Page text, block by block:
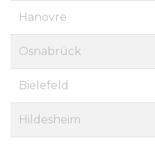
Hanovre
Osnabrück
Bielefeld
Hildesheim